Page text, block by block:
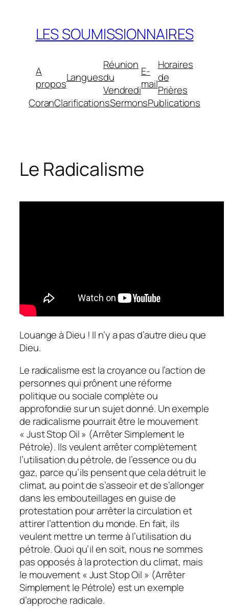
contenuLES SOUMISSIONNAIRES
A
proposLangues
Réunion
du
Vendredi
E-
mail
Horaires
de
Prières
CoranClarificationsSermonsPublications
Le Radicalisme
Louange à Dieu ! Il n’y a pas d’autre dieu que
Dieu.
Le radicalisme est la croyance ou l’action de
personnes qui prônent une réforme
politique ou sociale complète ou
approfondie sur un sujet donné. Un exemple
de radicalisme pourrait être le mouvement
« Just Stop Oil » (Arrêter Simplement le
Pétrole). Ils veulent arrêter complètement
l’utilisation du pétrole, de l’essence ou du
gaz, parce qu’ils pensent que cela détruit le
climat, au point de s’asseoir et de s’allonger
dans les embouteillages en guise de
protestation pour arrêter la circulation et
attirer l’attention du monde. En fait, ils
veulent mettre un terme à l’utilisation du
pétrole. Quoi qu’il en soit, nous ne sommes
pas opposés à la protection du climat, mais
le mouvement « Just Stop Oil » (Arrêter
Simplement le Pétrole) est un exemple
d’approche radicale.